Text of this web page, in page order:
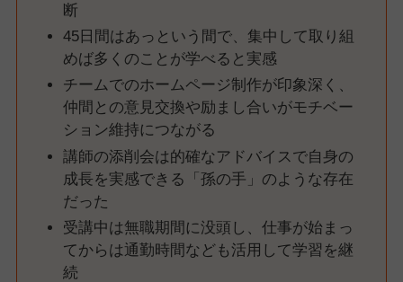
断
45日間はあっという間で、集中して取り組
めば多くのことが学べると実感
チームでのホームページ制作が印象深く、
仲間との意見交換や励まし合いがモチベー
ション維持につながる
講師の添削会は的確なアドバイスで自身の
成長を実感できる「孫の手」のような存在
だった
受講中は無職期間に没頭し、仕事が始まっ
てからは通勤時間なども活用して学習を継
続